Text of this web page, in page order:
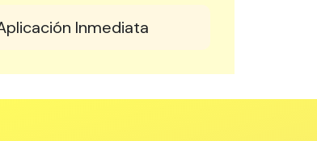
Inmediata